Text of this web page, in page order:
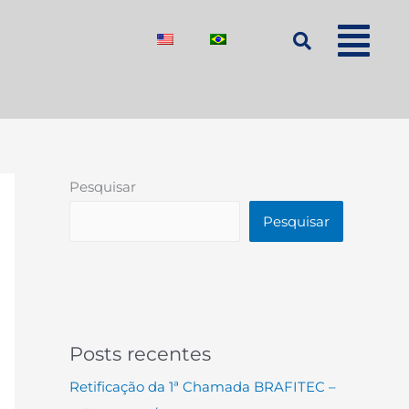
Pesquisar
Pesquisar
Posts recentes
Retificação da 1ª Chamada BRAFITEC –